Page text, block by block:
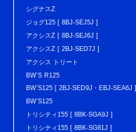
シグナスZ
ジョグ125 [ 8BJ-SEJ5J ]
アクシスZ [ 8BJ-SEJ6J ]
アクシスZ [ 2BJ-SED7J ]
アクシス トリート
BW'S R125
BW’S125 [ 2BJ-SED9J・EBJ-SEA6J ]
BW'S125
トリシティ155 [ 8BK-SGA9J ]
トリシティ155 [ 8BK-SG81J ]